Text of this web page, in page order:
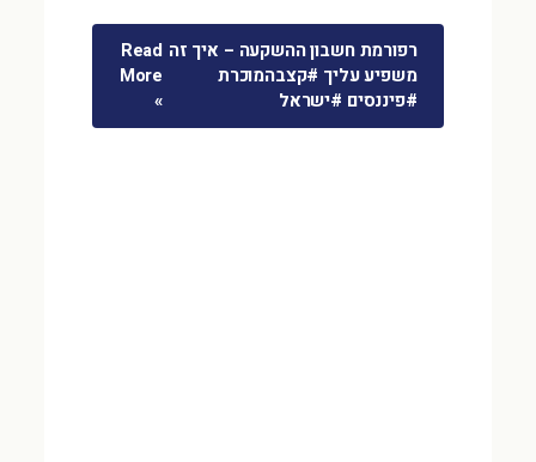
רפורמת חשבון ההשקעה – איך זה
משפיע עליך #קצבהמוכרת
#פיננסים #ישראל
Read
More
»